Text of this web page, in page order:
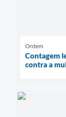
Ontem
Contagem
contra a